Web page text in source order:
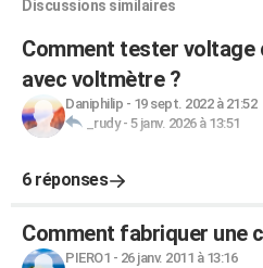
Discussions similaires
Comment tester
avec voltmètre ?
Daniphilip - 19 sept. 2022 à 21:52
_rudy- 5 janv. 2026 à 13:51
6 réponses
Comment fabriquer une
PIERO1 - 26 janv. 2011 à 13:16